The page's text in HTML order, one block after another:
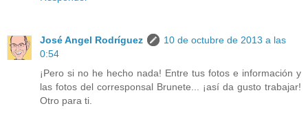
José Angel Rodríguez
10 de octubre de 2013 a las
0:54
¡Pero si no he hecho nada! Entre tus fotos e información y
las fotos del corresponsal Brunete... ¡así da gusto trabajar!
Otro para ti.